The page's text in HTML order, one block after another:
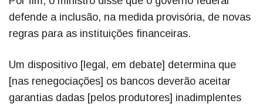
defende a inclusão, na medida provisória, de novas
regras para as instituições financeiras.
Um dispositivo [legal, em debate] determina que
[nas renegociações] os bancos deverão aceitar
garantias dadas [pelos produtores] inadimplentes